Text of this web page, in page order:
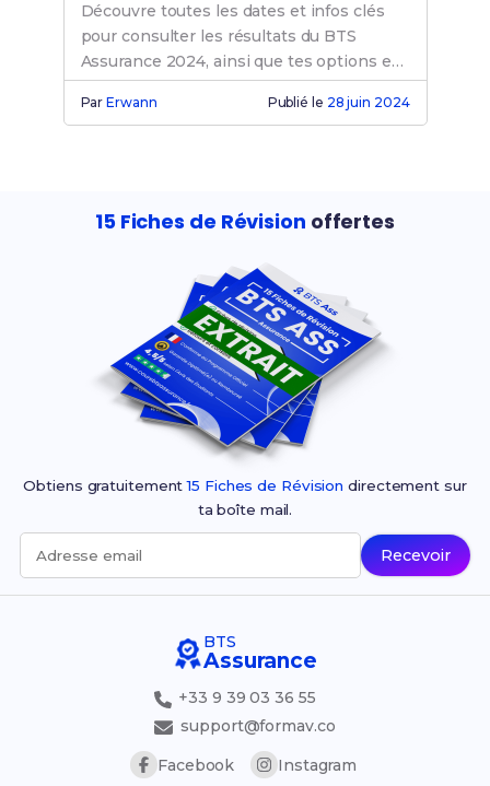
Découvre toutes les dates et infos clés
pour consulter les résultats du BTS
Assurance 2024, ainsi que tes options en
cas d’échec ou de succès.
ParErwann Publié le 28 juin 2024
15 Fiches de Révision offertes
Obtiens gratuitement15 Fiches de Révision directement sur
ta boîte mail.
Adresse email Recevoir
BTS
Assurance
+33 9 39 03 36 55
support@formav.co
Facebook
Instagram